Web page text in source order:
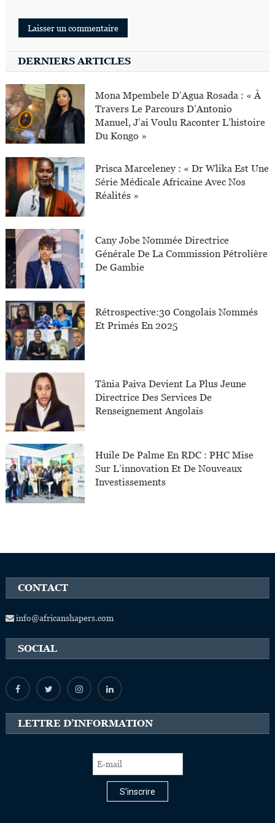
DERNIERS ARTICLES
Mona Mpembele D’Agua Rosada : « À
Travers Le Parcours D’Antonio
Manuel, J’ai Voulu Raconter L’histoire
Du Kongo »
Prisca Marceleney : « Dr Wlika Est Une
Série Médicale Africaine Avec Nos
Réalités »
Cany Jobe Nommée Directrice
Générale De La Commission Pétrolière
De Gambie
Rétrospective:30 Congolais Nommés
Et Primés En 2025
Tânia Paiva Devient La Plus Jeune
Directrice Des Services De
Renseignement Angolais
Huile De Palme En RDC : PHC Mise
Sur L’innovation Et De Nouveaux
Investissements
CONTACT
info@africanshapers.com
SOCIAL
LETTRE D’INFORMATION
S'inscrire